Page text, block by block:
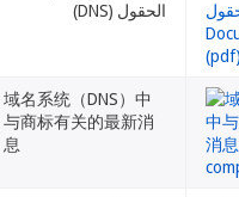
الحقول (DNS)
域名系统（DNS）中
与商标有关的最新消
息